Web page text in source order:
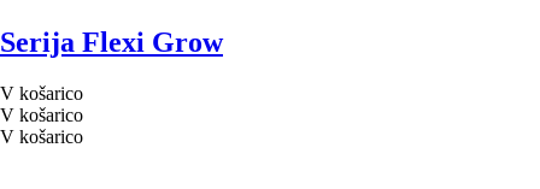
Serija Flexi Grow
V košarico
V košarico
V košarico